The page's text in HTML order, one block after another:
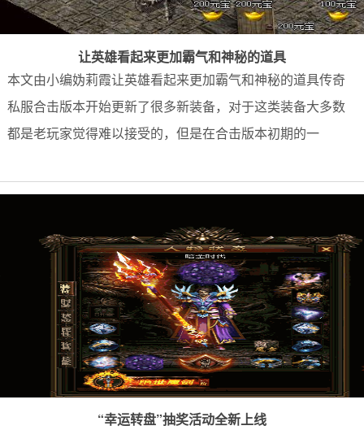
让英雄看起来更加霸气和神秘的道具
本文由小编妫莉霞让英雄看起来更加霸气和神秘的道具传奇
私服合击版本开始更新了很多新装备，对于这类装备大多数
都是老玩家觉得难以接受的，但是在合击版本初期的一
“幸运转盘”抽奖活动全新上线